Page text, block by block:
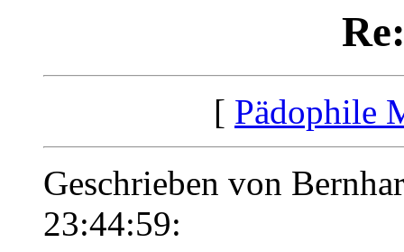
[ Pädophile
Geschrieben von
23:44:59: